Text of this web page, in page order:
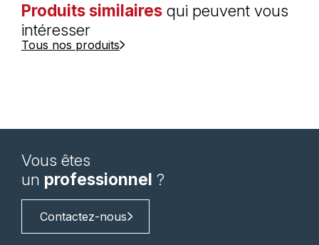
Produits similaires qui peuvent vous
intéresser
Tous nos produits
Vous êtes
un professionnel ?
Contactez-nous